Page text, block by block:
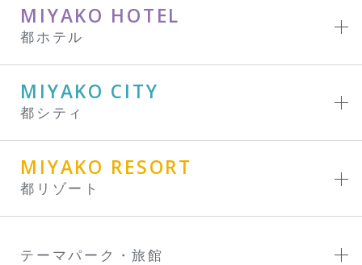
MIYAKO HOTEL
都ホテル
MIYAKO CITY
都シティ
MIYAKO RESORT
都リゾート
テーマパーク・旅館